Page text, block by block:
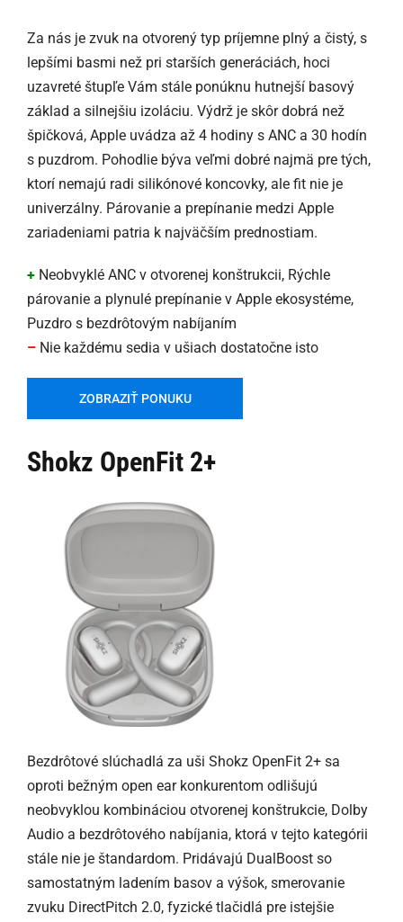
Za nás je zvuk na otvorený typ príjemne plný a čistý, s
lepšími basmi než pri starších generáciách, hoci
uzavreté štupľe Vám stále ponúknu hutnejší basový
základ a silnejšiu izoláciu. Výdrž je skôr dobrá než
špičková, Apple uvádza až 4 hodiny s ANC a 30 hodín
s puzdrom. Pohodlie býva veľmi dobré najmä pre tých,
ktorí nemajú radi silikónové koncovky, ale fit nie je
univerzálny. Párovanie a prepínanie medzi Apple
zariadeniami patria k najväčším prednostiam.
+ Neobvyklé ANC v otvorenej konštrukcii, Rýchle
párovanie a plynulé prepínanie v Apple ekosystéme,
Puzdro s bezdrôtovým nabíjaním
– Nie každému sedia v ušiach dostatočne isto
ZOBRAZIŤ PONUKU
Shokz OpenFit 2+
Bezdrôtové slúchadlá za uši Shokz OpenFit 2+ sa
oproti bežným open ear konkurentom odlišujú
neobvyklou kombináciou otvorenej konštrukcie, Dolby
Audio a bezdrôtového nabíjania, ktorá v tejto kategórii
stále nie je štandardom. Pridávajú DualBoost so
samostatným ladením basov a výšok, smerovanie
zvuku DirectPitch 2.0, fyzické tlačidlá pre istejšie